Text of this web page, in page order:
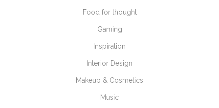
Food for thought
Gaming
Inspiration
Interior Design
Makeup & Cosmetics
Music